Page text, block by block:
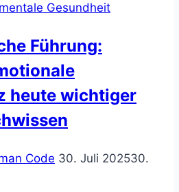
Gesundheit
Führung:
heute wichtiger
Code 30. Juli 202530.